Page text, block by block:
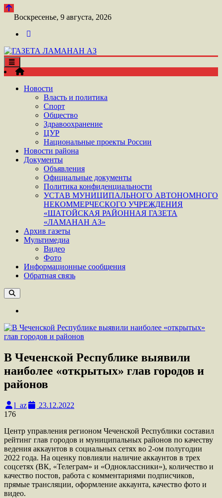
Перейти
Воскресенье, 9 августа, 2026
ГАЗЕТА ЛАМАНАН АЗ
ШАТОЙСКАЯ ГАЗЕТА ЛАМАНАН АЗ
Toggle
navigation
Новости
Власть и политика
Спорт
Общество
Здравоохранение
ЦУР
Национальные проекты России
Новости района
Документы
Объявления
Официальные документы
Политика конфиденциальности
УСТАВ МУНИЦИПАЛЬНОГО АВТОНОМНОГО
НЕКОММЕРЧЕСКОГО УЧРЕЖДЕНИЯ
«ШАТОЙСКАЯ РАЙОННАЯ ГАЗЕТА
«ЛАМАНАН АЗ»
Архив газеты
Мультимедиа
Видео
Фото
Информационные сообщения
Обратная связь
В Чеченской Республике выявили
наиболее «открытых» глав городов и
районов
l_az
23.12.2022
176
Центр управления регионом Чеченской Республики составил
рейтинг глав городов и муниципальных районов по качеству
ведения аккаунтов в социальных сетях во 2-ом полугодии
2022 года. На оценку повлияли наличие аккаунтов в трех
соцсетях (ВК, «Телеграм» и «Одноклассники»), количество и
качество постов, работа с комментариями подписчиков,
прямые трансляции, оформление аккаунта, качество фото и
видео.